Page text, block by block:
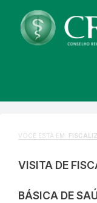
VOCÊ ESTÁ EM:
VISITA DE
BÁSICA DE